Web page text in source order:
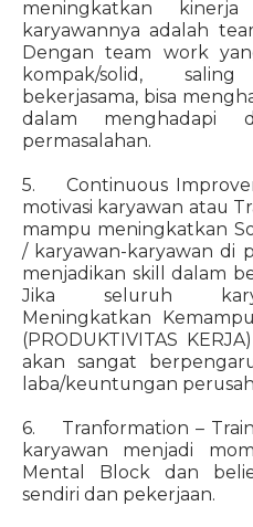
meningkatkan
karyawannya adalah
Dengan team work
kompak/solid,
bekerjasama, bisa
dalam menghadapi
permasalahan.
5. Continuous
motivasi karyawan atau
mampu meningkatkan
/ karyawan-karyawan di
menjadikan skill dalam
Jika seluruh
Meningkatkan
(PRODUKTIVITAS
akan sangat
laba/keuntungan
6. Tranformation –
karyawan menjadi
Mental Block dan
sendiri dan pekerjaan.